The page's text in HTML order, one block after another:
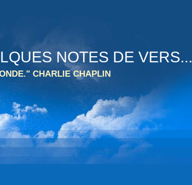
NOTES DE VERS...
CHARLIE CHAPLIN